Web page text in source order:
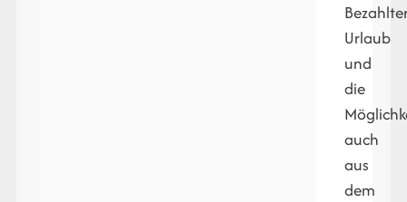
Urlaub
und
die
auch
aus
dem